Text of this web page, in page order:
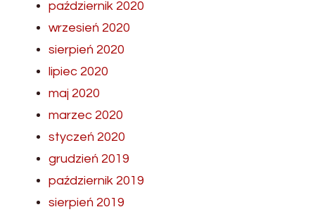
październik 2020
wrzesień 2020
sierpień 2020
lipiec 2020
maj 2020
marzec 2020
styczeń 2020
grudzień 2019
październik 2019
sierpień 2019